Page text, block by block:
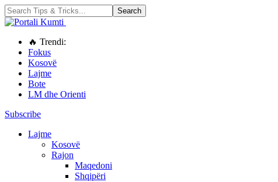
🔥 Trendi:
Fokus
Kosovë
Lajme
Bote
LM dhe Orienti
Subscribe
Lajme
Kosovë
Rajon
Maqedoni
Shqipëri